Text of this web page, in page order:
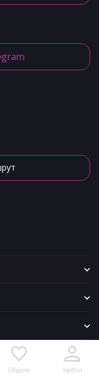
Обране Увійти